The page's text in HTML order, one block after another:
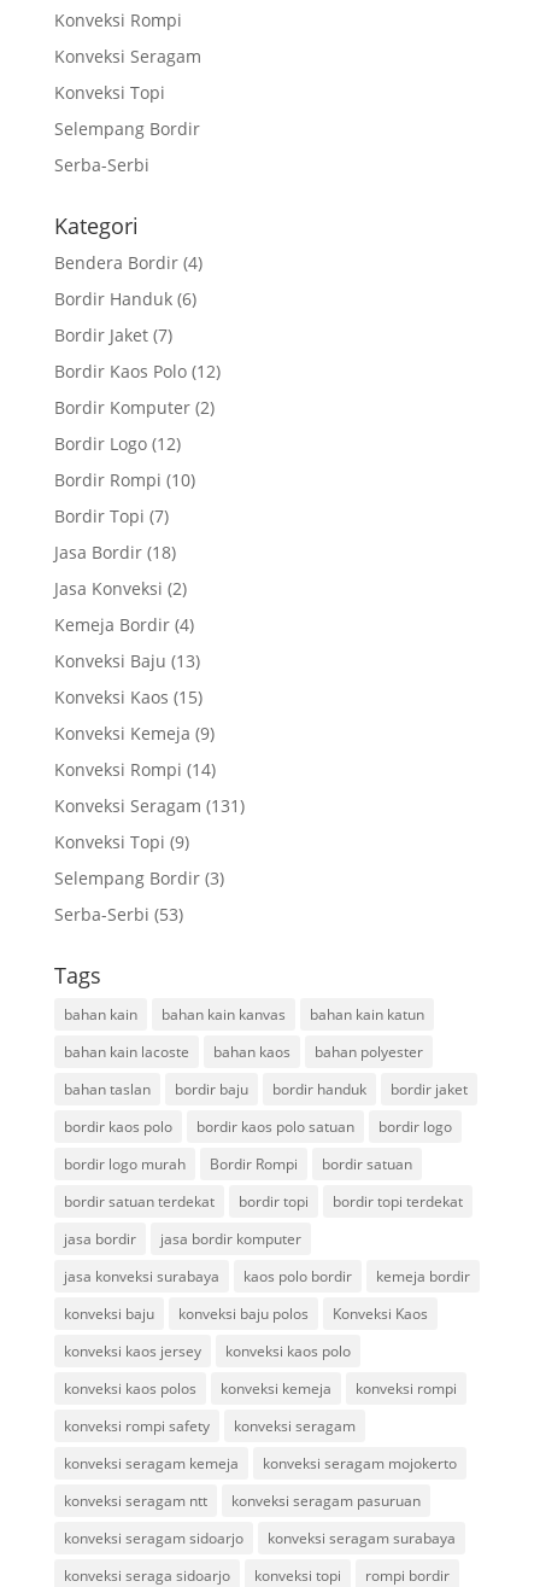
Konveksi Rompi
Konveksi Seragam
Konveksi Topi
Selempang Bordir
Serba-Serbi
Kategori
Bendera Bordir(4)
Bordir Handuk(6)
Bordir Jaket(7)
Bordir Kaos Polo(12)
Bordir Komputer(2)
Bordir Logo(12)
Bordir Rompi (10)
Bordir Topi (7)
Jasa Bordir(18)
Jasa Konveksi (2)
Kemeja Bordir(4)
Konveksi Baju (13)
Konveksi Kaos (15)
Konveksi Kemeja (9)
Konveksi Rompi (14)
Konveksi Seragam (131)
Konveksi Topi (9)
Selempang Bordir(3)
Serba-Serbi (53)
Tags
bahan kain bahan kain kanvas
bahan kain katun
bahan kain lacoste
bahan kaos
bahan polyester
bahan taslan
bordir baju bordir handuk
bordir jaket
bordir kaos polo
bordir kaos polo satuan
bordir logo
bordir logo murah
Bordir Rompi
bordir satuan
bordir satuan terdekat
bordir topi
bordir topi terdekat
jasa bordir
jasa bordir komputer
jasa konveksi surabaya
kaos polo bordir
kemeja bordir
konveksi baju
konveksi baju polos
Konveksi Kaos
konveksi kaos jersey
konveksi kaos polo
konveksi kaos polos
konveksi kemeja
konveksi rompi
konveksi rompi safety
konveksi seragam
konveksi seragam kemeja
konveksi seragam mojokerto
konveksi seragam ntt
konveksi seragam pasuruan
konveksi seragam sidoarjo
konveksi seragam surabaya
konveksi seraga sidoarjo
konveksi topi
rompi bordir